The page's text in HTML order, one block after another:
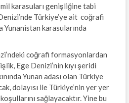
karasuları genişliğine tabi
Türkiye’ye ait coğrafi
Yunanistan karasularında
coğrafi formasyonlardan
Ege Denizi’nin kıyı şeridi
Yunan adası olan Türkiye
dolayısı ile Türkiye’nin yer yer
koşullarını sağlayacaktır. Yine bu